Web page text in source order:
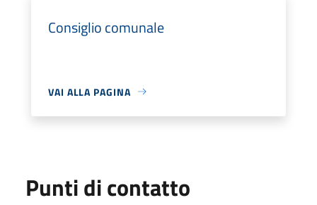
Consiglio comunale
VAI ALLA PAGINA
Punti di contatto